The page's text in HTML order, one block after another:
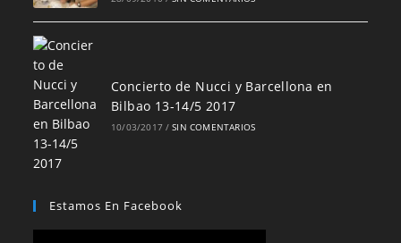
Concierto de Nucci y Barcellona en
Bilbao 13-14/5 2017
10/03/2017 / SIN COMENTARIOS
Estamos En Facebook